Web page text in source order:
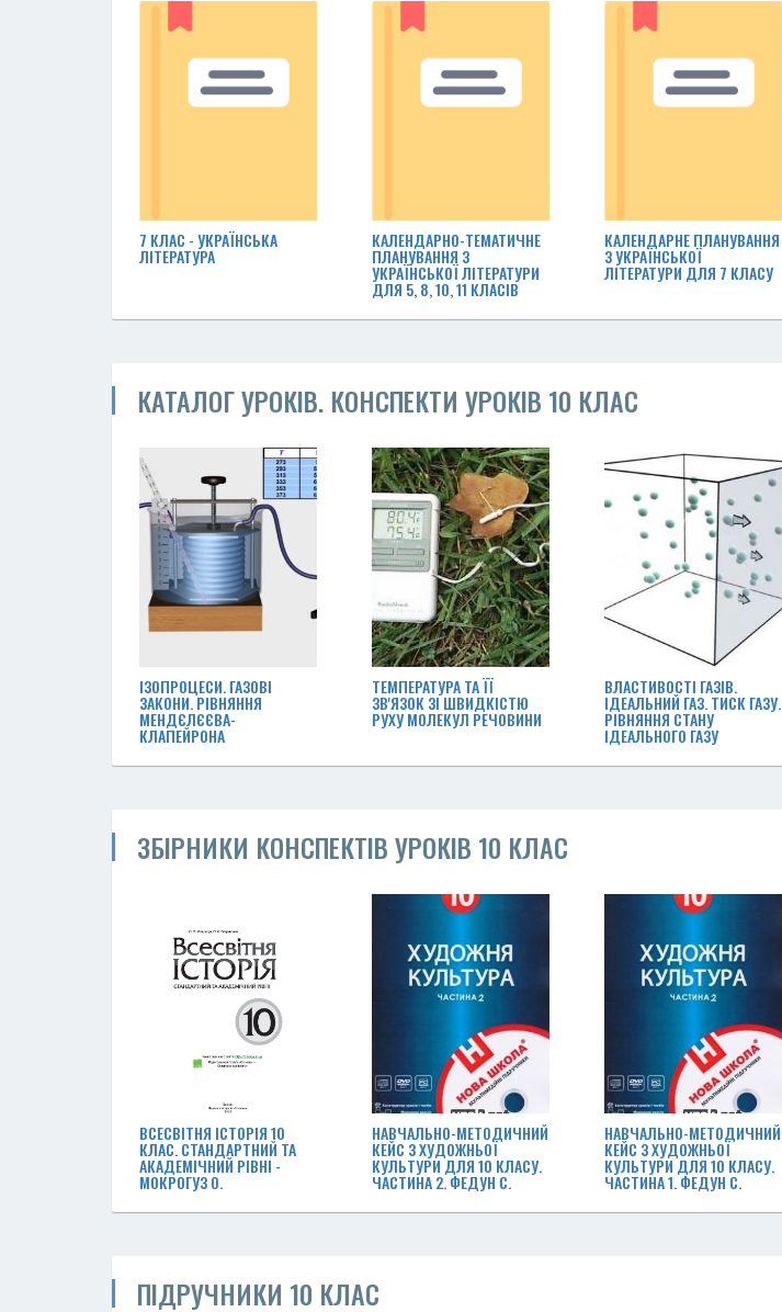
7 КЛАС - УКРАЇНСЬКА
ЛІТЕРАТУРА
КАЛЕНДАРНО-ТЕМАТИЧНЕ
ПЛАНУВАННЯ З
УКРАЇНСЬКОЇ ЛІТЕРАТУРИ
ДЛЯ 5, 8, 10, 11 КЛАСІВ
КАЛЕНДАРНЕ ПЛАНУВАННЯ
З УКРАЇНСЬКОЇ
ЛІТЕРАТУРИ ДЛЯ 7 КЛАСУ
КАТАЛОГ УРОКІВ. КОНСПЕКТИ УРОКІВ 10 КЛАС
ІЗОПРОЦЕСИ. ГАЗОВІ
ЗАКОНИ. РІВНЯННЯ
МЕНДЄЛЄЄВА-
КЛАПЕЙРОНА
ТЕМПЕРАТУРА ТА ЇЇ
ЗВ'ЯЗОК ЗІ ШВИДКІСТЮ
РУХУ МОЛЕКУЛ РЕЧОВИНИ
ВЛАСТИВОСТІ ГАЗІВ.
ІДЕАЛЬНИЙ ГАЗ. ТИСК ГАЗУ.
РІВНЯННЯ СТАНУ
ІДЕАЛЬНОГО ГАЗУ
ЗБІРНИКИ КОНСПЕКТІВ УРОКІВ 10 КЛАС
ВСЕСВІТНЯ ІСТОРІЯ 10
КЛАС. СТАНДАРТНИЙ ТА
АКАДЕМІЧНИЙ РІВНІ -
МОКРОГУЗ О.
НАВЧАЛЬНО-МЕТОДИЧНИЙ
КЕЙС З ХУДОЖНЬОЇ
КУЛЬТУРИ ДЛЯ 10 КЛАСУ.
ЧАСТИНА 2. ФЕДУН С.
НАВЧАЛЬНО-МЕТОДИЧНИЙ
КЕЙС З ХУДОЖНЬОЇ
КУЛЬТУРИ ДЛЯ 10 КЛАСУ.
ЧАСТИНА 1. ФЕДУН С.
ПІДРУЧНИКИ 10 КЛАС